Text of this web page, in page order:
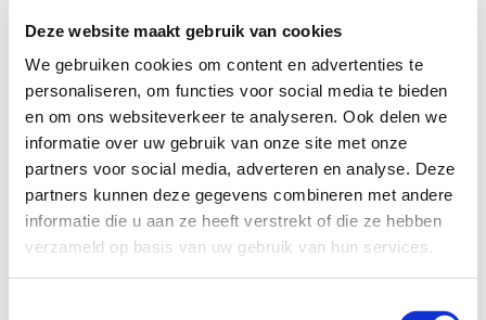
Deze website maakt gebruik van cookies
We gebruiken cookies om content en advertenties te
personaliseren, om functies voor social media te bieden
en om ons websiteverkeer te analyseren. Ook delen we
informatie over uw gebruik van onze site met onze
partners voor social media, adverteren en analyse. Deze
partners kunnen deze gegevens combineren met andere
informatie die u aan ze heeft verstrekt of die ze hebben
verzameld op basis van uw gebruik van hun services.